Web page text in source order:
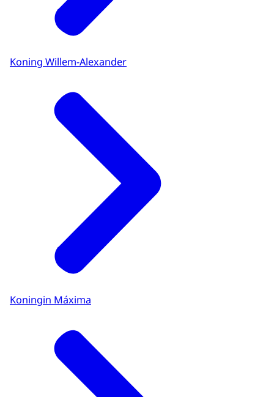
Koning Willem-Alexander
Koningin Máxima